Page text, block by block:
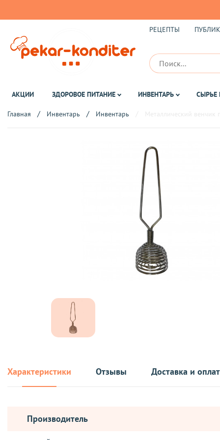
РЕЦЕПТЫ
АКЦИИ ЗДОРОВОЕ ПИТАНИЕ ИНВЕНТАРЬ СЫРЬЕ
Главная Инвентарь Инвентарь
Характеристики Отзывы Доставка и
Производитель